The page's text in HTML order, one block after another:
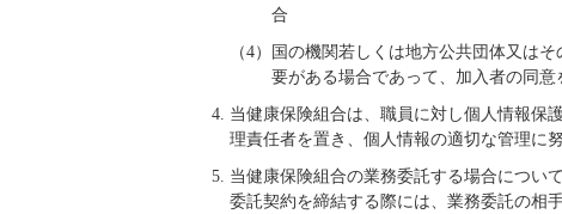
合
（4）国の機関若しくは地方公共団体又は
要がある場合であって、加入者の同
当健康保険組合は、職員に対し個人情報保
理責任者を置き、個人情報の適切な管理に努
当健康保険組合の業務委託する場合につい
委託契約を締結する際には、業務委託の相